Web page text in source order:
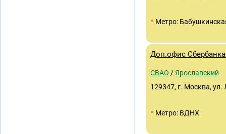
• Метро:
Доп.офис
СВАО / Ярославский
129347, г. Москва, ул.
• Метро: ВДНХ